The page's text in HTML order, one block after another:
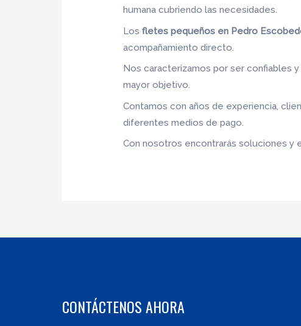
humana cubriendo las necesidades.
Losfletes pequeños en Pedro
acompañamiento directo.
Nos caracterizamos por ser confiables
mayor objetivo.
Contamos con años de experiencia,
diferentes medios de pago.
Con nosotros encontrarás soluciones y
CONTÁCTENOS AHORA